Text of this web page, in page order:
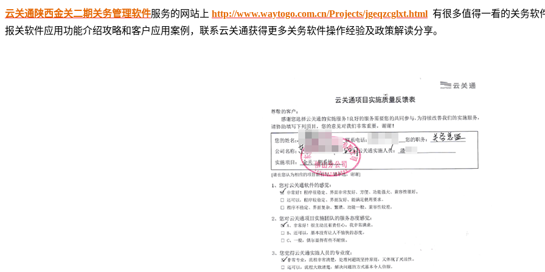
云关通陕西金关二期关务管理软件服务的网站上 http://www.waytogo.com.cn/Projects/jgeqzcglxt.html 有很多值得一看的关务软
报关软件应用功能介绍攻略和客户应用案例，联系云关通获得更多关务软件操作经验及政策解读分享。